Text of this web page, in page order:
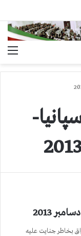
بخاطر جنایت علیه